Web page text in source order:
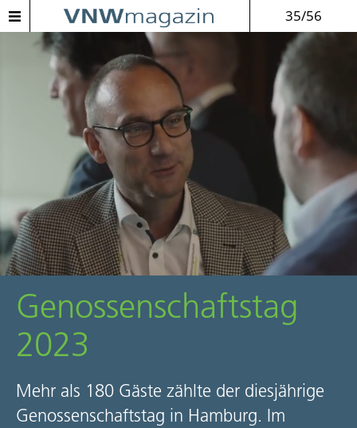
35/56
Genossenschaftstag
2023
Mehr als 180 Gäste zählte der diesjährige
Genossenschaftstag in Hamburg. Im